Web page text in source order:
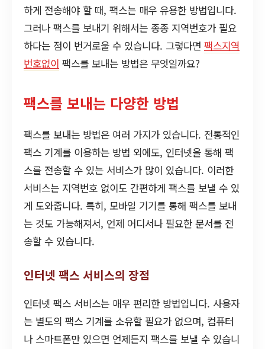
하게 전송해야 할 때, 팩스는 매우 유용한 방법입니다.
그러나 팩스를 보내기 위해서는 종종 지역번호가 필요
하다는 점이 번거로울 수 있습니다. 그렇다면 팩스지역
번호없이 팩스를 보내는 방법은 무엇일까요?
팩스를 보내는 다양한 방법
팩스를 보내는 방법은 여러 가지가 있습니다. 전통적인
팩스 기계를 이용하는 방법 외에도, 인터넷을 통해 팩
스를 전송할 수 있는 서비스가 많이 있습니다. 이러한
서비스는 지역번호 없이도 간편하게 팩스를 보낼 수 있
게 도와줍니다. 특히, 모바일 기기를 통해 팩스를 보내
는 것도 가능해져서, 언제 어디서나 필요한 문서를 전
송할 수 있습니다.
인터넷 팩스 서비스의 장점
인터넷 팩스 서비스는 매우 편리한 방법입니다. 사용자
는 별도의 팩스 기계를 소유할 필요가 없으며, 컴퓨터
나 스마트폰만 있으면 언제든지 팩스를 보낼 수 있습니